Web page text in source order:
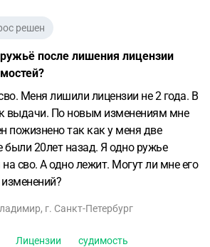
решен
после лишения лицензии
Меня лишили лицензии не 2 года. В
выдачи. По новым изменениям мне
пожизнено так как у меня две
были 20лет назад. Я одно ружье
сво. А одно лежит. Могут ли мне его
изменений?
, г. Санкт-Петербург
Лицензии
судимость